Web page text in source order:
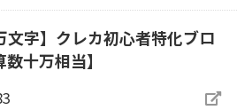
文字】クレカ初心者特化ブロ
十万相当】